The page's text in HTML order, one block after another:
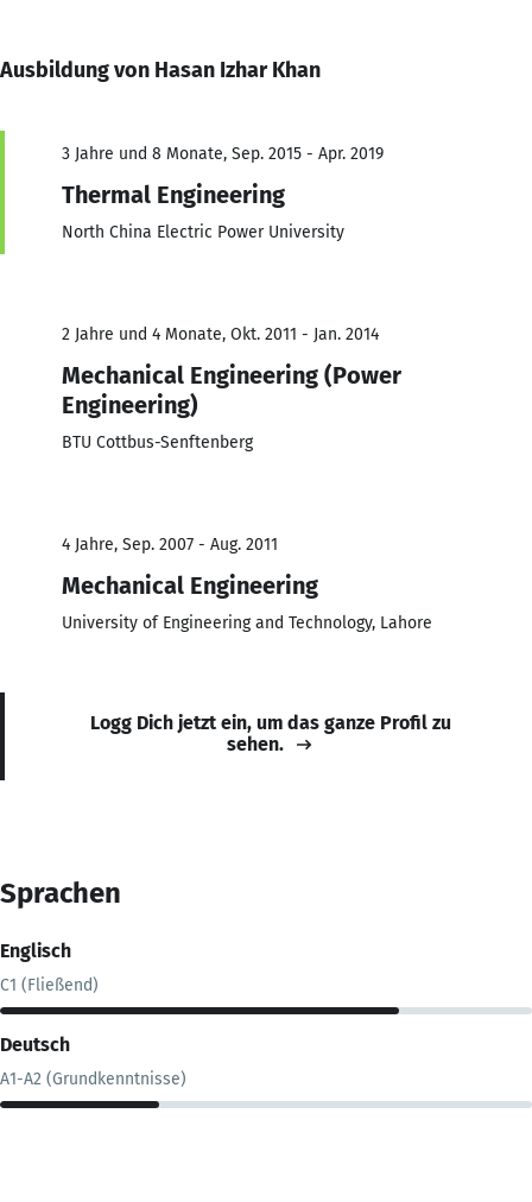
Ausbildung von Hasan Izhar Khan
3 Jahre und 8 Monate, Sep. 2015 - Apr. 2019
Thermal Engineering
North China Electric Power University
2 Jahre und 4 Monate, Okt. 2011 - Jan. 2014
Mechanical Engineering (Power
Engineering)
BTU Cottbus-Senftenberg
4 Jahre, Sep. 2007 - Aug. 2011
Mechanical Engineering
University of Engineering and Technology, Lahore
Logg Dich jetzt ein, um das ganze Profil zu
sehen.
Sprachen
Englisch
C1 (Fließend)
Deutsch
A1-A2 (Grundkenntnisse)